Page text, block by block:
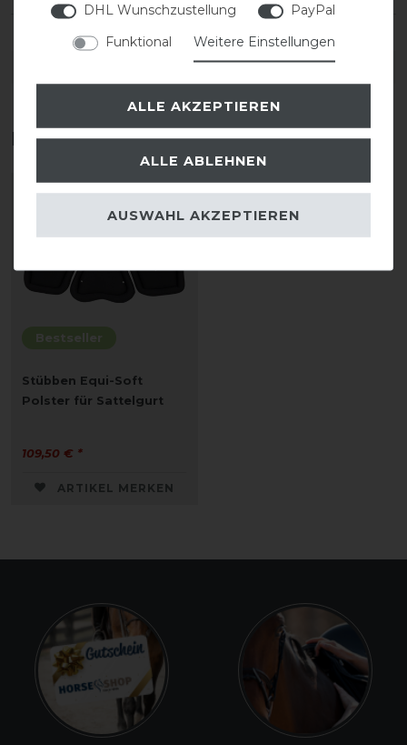
DETAILS ZUR PRODUKTSICHERHEIT
Das perfekte Zubehör für dich
Bestseller
Stübben Equi-Soft
Polster für Sattelgurt
109,50 € *
ARTIKEL MERKEN
DHL Wunschzustellung
PayPal
Funktional
Weitere Einstellungen
ALLE AKZEPTIEREN
ALLE ABLEHNEN
AUSWAHL AKZEPTIEREN